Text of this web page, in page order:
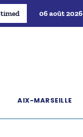
06 août 2026
AIX-MARSEILLE